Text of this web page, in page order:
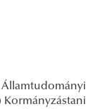
Kormányzástani